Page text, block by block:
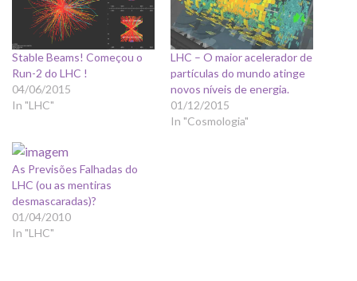
Stable Beams! Começou o
Run-2 do LHC !
04/06/2015
In "LHC"
LHC – O maior acelerador de
partículas do mundo atinge
novos níveis de energia.
01/12/2015
In "Cosmologia"
As Previsões Falhadas do
LHC (ou as mentiras
desmascaradas)?
01/04/2010
In "LHC"